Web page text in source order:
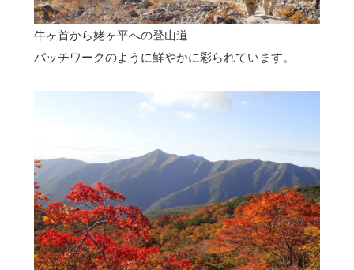
牛ヶ首から姥ヶ平への登山道
パッチワークのように鮮やかに彩られています。